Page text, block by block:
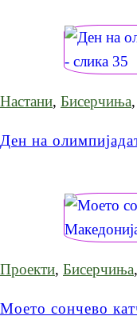
Настани, Бисерчиња,
Ден на
Проекти, Бисерчиња,
Моето сончево